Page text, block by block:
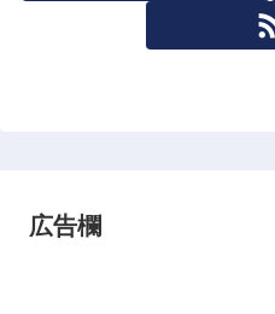
広告欄